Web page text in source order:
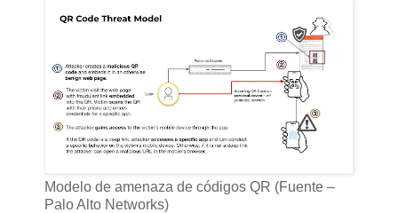
Modelo de amenaza de códigos QR (Fuente –
Palo Alto Networks)